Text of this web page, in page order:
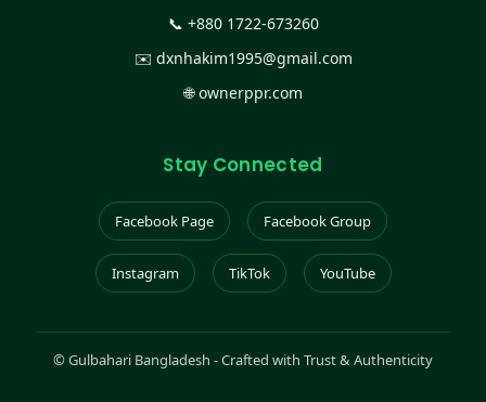
📞 +880 1722-673260
✉️ dxnhakim1995@gmail.com
🌐ownerppr.com
Stay Connected
Facebook Page Facebook Group
Instagram TikTok YouTube
©Gulbahari Bangladesh - Crafted with Trust & Authenticity